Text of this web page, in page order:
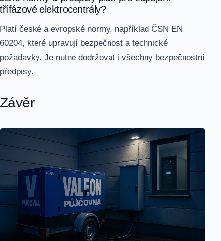
třífázové elektrocentrály?
Platí české a evropské normy, například ČSN EN
60204, které upravují bezpečnost a technické
požadavky. Je nutné dodržovat i všechny bezpečnostní
předpisy.
Závěr